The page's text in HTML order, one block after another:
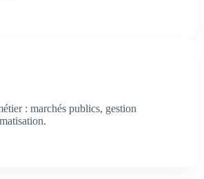
: marchés publics, gestion